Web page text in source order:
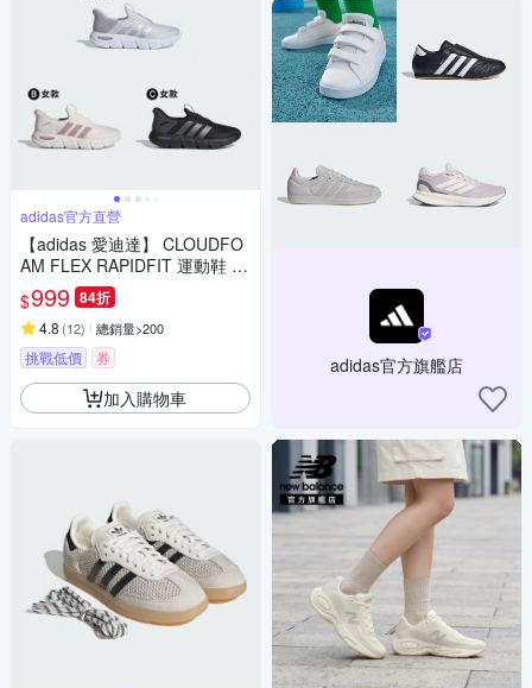
adidas官方直營
【adidas 愛迪達】 CLOUDFO
AM FLEX RAPIDFIT 運動鞋 男
鞋/女鞋 (多款任選)
$999 84折
4.8 (12) 總銷量>200
挑戰低價 券
加入購物車
adidas官方旗艦店